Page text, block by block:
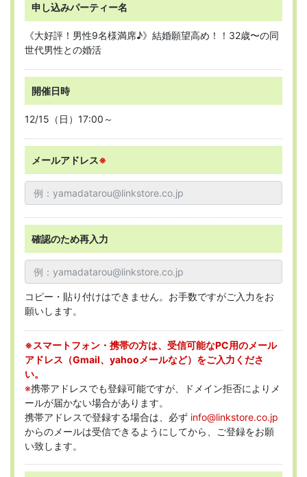
申し込みパーティー名
《大好評！男性9名様満席♪》結婚願望高め！！32歳〜の同
世代男性との婚活
開催日時
12/15（日）17:00～
メールアドレス※
確認のため再入力
コピー・貼り付けはできません。お手数ですがご入力をお
願いします。
※スマートフォン・携帯の方は、受信可能なPC用のメール
アドレス（Gmail、yahooメールなど）をご入力くださ
い。
※携帯アドレスでも登録可能ですが、ドメイン拒否によりメ
ールが届かない場合があります。
携帯アドレスで登録する場合は、必ず info@linkstore.co.jp
からのメールは受信できるようにしてから、ご登録をお願
い致します。